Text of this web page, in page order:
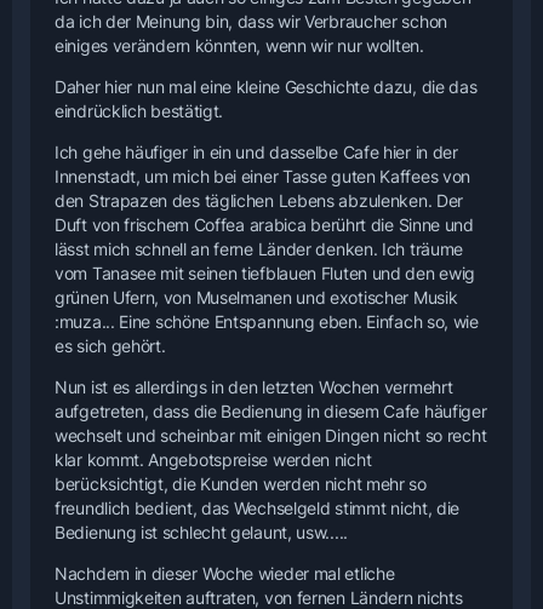
da ich der Meinung bin, dass wir Verbraucher schon
einiges verändern könnten, wenn wir nur wollten.
Daher hier nun mal eine kleine Geschichte dazu, die das
eindrücklich bestätigt.
Ich gehe häufiger in ein und dasselbe Cafe hier in der
Innenstadt, um mich bei einer Tasse guten Kaffees von
den Strapazen des täglichen Lebens abzulenken. Der
Duft von frischem Coffea arabica berührt die Sinne und
lässt mich schnell an ferne Länder denken. Ich träume
vom Tanasee mit seinen tiefblauen Fluten und den ewig
grünen Ufern, von Muselmanen und exotischer Musik
:muza... Eine schöne Entspannung eben. Einfach so, wie
es sich gehört.
Nun ist es allerdings in den letzten Wochen vermehrt
aufgetreten, dass die Bedienung in diesem Cafe häufiger
wechselt und scheinbar mit einigen Dingen nicht so recht
klar kommt. Angebotspreise werden nicht
berücksichtigt, die Kunden werden nicht mehr so
freundlich bedient, das Wechselgeld stimmt nicht, die
Bedienung ist schlecht gelaunt, usw.....
Nachdem in dieser Woche wieder mal etliche
Unstimmigkeiten auftraten, von fernen Ländern nichts